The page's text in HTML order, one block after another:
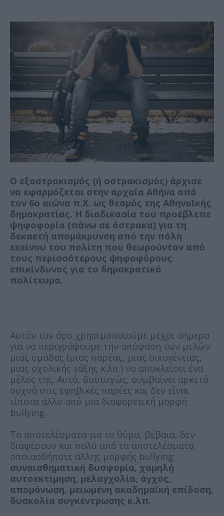
Ο εξοστρακισμός (ή οστρακισμός) άρχισε
να εφαρμόζεται στην αρχαία Αθήνα από
τον 6ο αιώνα π.Χ. ως θεσμός της Αθηναϊκής
δημοκρατίας. Η διαδικασία του προέβλεπε
ψηφοφορία (πάνω σε όστρακα) για τη
δεκαετή απομάκρυνση από την πόλη
εκείνου του πολίτη που θεωρούνταν από
τους περισσότερους ψηφοφόρους
επικίνδυνος για το δημοκρατικό
πολίτευμα.
Αυτόν τον όρο χρησιμοποιούμε μέχρι σήμερα
για να περιγράψουμε την απόφαση των μελών
μιας ομάδας (μιας παρέας, μιας οικογένειας,
μιας σχολικής τάξης κ.λπ.) να αποκλείσει ένα
μέλος της. Αυτό, δυστυχώς, συμβαίνει αρκετά
συχνά στις εφηβικές παρέες και δεν είναι
τίποτα άλλο από μια διαφορετική μορφή
bullying.
Τα αποτελέσματα για το θύμα, βέβαια, δεν
διαφέρουν και πολύ από τα αποτελέσματα
οποιασδήποτε άλλης μορφής bullying:
συναισθηματική δυσφορία, χαμηλή
αυτοεκτίμηση, μελαγχολία, άγχος,
απομόνωση, μειωμένη ακαδημαϊκή επίδοση,
δυσκολία συγκέντρωσης κ.λπ.